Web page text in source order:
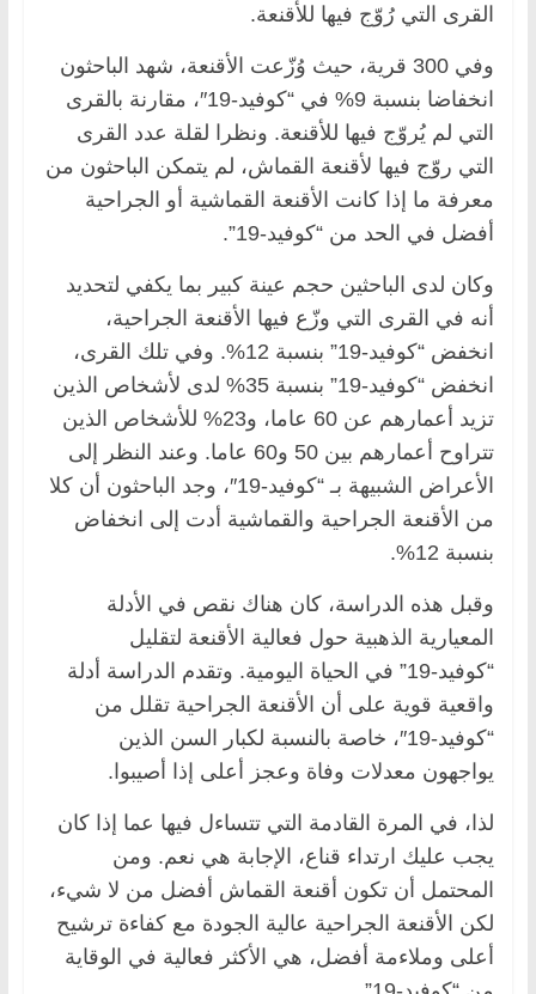
القرى التي رُوّج فيها للأقنعة.
وفي 300 قرية، حيث وُزّعت الأقنعة، شهد الباحثون
انخفاضا بنسبة 9% في “كوفيد-19″، مقارنة بالقرى
التي لم يُروّج فيها للأقنعة. ونظرا لقلة عدد القرى
التي روّج فيها لأقنعة القماش، لم يتمكن الباحثون من
معرفة ما إذا كانت الأقنعة القماشية أو الجراحية
أفضل في الحد من “كوفيد-19”.
وكان لدى الباحثين حجم عينة كبير بما يكفي لتحديد
أنه في القرى التي وزّع فيها الأقنعة الجراحية،
انخفض “كوفيد-19” بنسبة 12%. وفي تلك القرى،
انخفض “كوفيد-19” بنسبة 35% لدى لأشخاص الذين
تزيد أعمارهم عن 60 عاما، و23% للأشخاص الذين
تتراوح أعمارهم بين 50 و60 عاما. وعند النظر إلى
الأعراض الشبيهة بـ “كوفيد-19″، وجد الباحثون أن كلا
من الأقنعة الجراحية والقماشية أدت إلى انخفاض
بنسبة 12%.
وقبل هذه الدراسة، كان هناك نقص في الأدلة
المعيارية الذهبية حول فعالية الأقنعة لتقليل
“كوفيد-19” في الحياة اليومية. وتقدم الدراسة أدلة
واقعية قوية على أن الأقنعة الجراحية تقلل من
“كوفيد-19″، خاصة بالنسبة لكبار السن الذين
يواجهون معدلات وفاة وعجز أعلى إذا أصيبوا.
لذا، في المرة القادمة التي تتساءل فيها عما إذا كان
يجب عليك ارتداء قناع، الإجابة هي نعم. ومن
المحتمل أن تكون أقنعة القماش أفضل من لا شيء،
لكن الأقنعة الجراحية عالية الجودة مع كفاءة ترشيح
أعلى وملاءمة أفضل، هي الأكثر فعالية في الوقاية